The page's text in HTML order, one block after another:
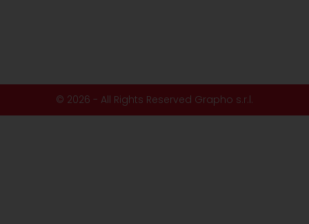
© 2026 - All Rights Reserved Grapho s.r.l.